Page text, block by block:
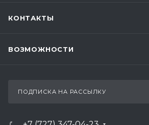
КОНТАКТЫ
ВОЗМОЖНОСТИ
ПОДПИСКА НА РАССЫЛКУ